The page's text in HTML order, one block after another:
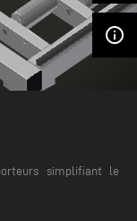
info_outline
simplifiant le